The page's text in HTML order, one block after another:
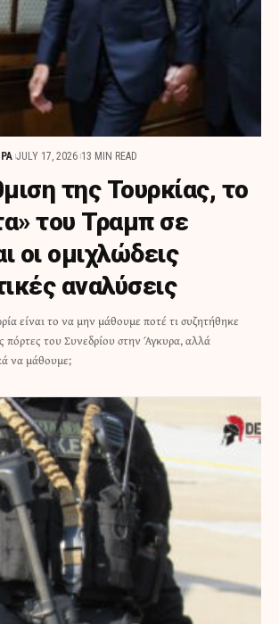
JULY 17, 2026 13 MIN READ
της Τουρκίας, το
του Τραμπ σε
οι ομιχλώδεις
αναλύσεις
είναι το να μην μάθουμε ποτέ τι συζητήθηκε
πόρτες του Συνεδρίου στην Άγκυρα, αλλά
να μάθουμε;